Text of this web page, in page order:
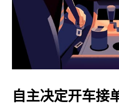
期。
按
退
闭
日
自主决定开车接